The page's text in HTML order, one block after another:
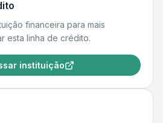
financeira para mais
esta linha de crédito.
instituição